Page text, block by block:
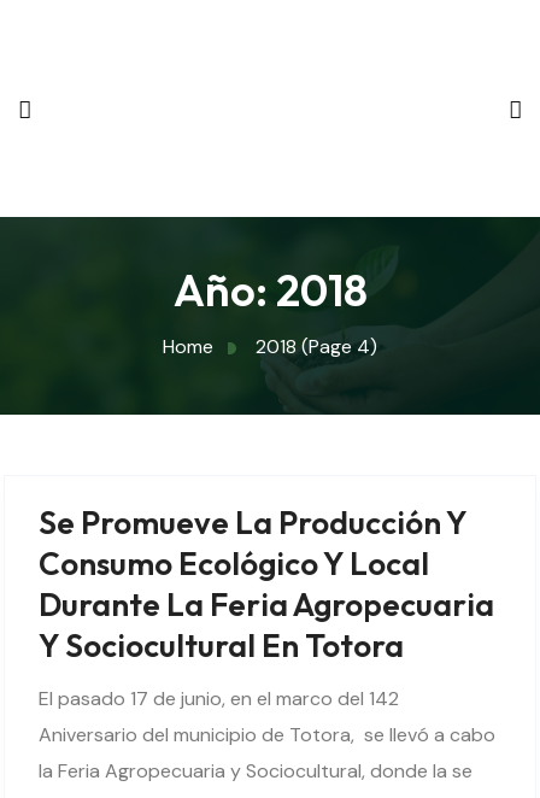
Año: 2018
Home 2018 (Page 4)
Se Promueve La Producción Y
Consumo Ecológico Y Local
Durante La Feria Agropecuaria
Y Sociocultural En Totora
El pasado 17 de junio, en el marco del 142
Aniversario del municipio de Totora, se llevó a cabo
la Feria Agropecuaria y Sociocultural, donde la se